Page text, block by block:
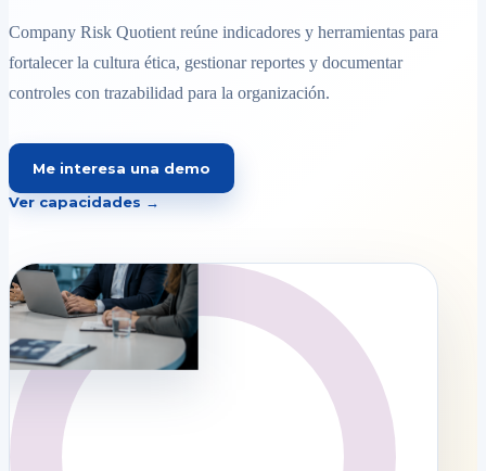
Company Risk Quotient reúne indicadores y herramientas para
fortalecer la cultura ética, gestionar reportes y documentar
controles con trazabilidad para la organización.
Me interesa una demo
Ver capacidades →